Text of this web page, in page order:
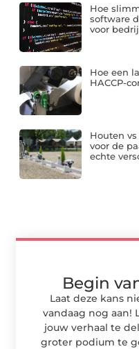
Hoe
software
voor
Hoe een
HACCP-
Houten
voor de
echte
Begin
Laat deze kans
vandaag nog aan!
jouw verhaal te
groter podium te